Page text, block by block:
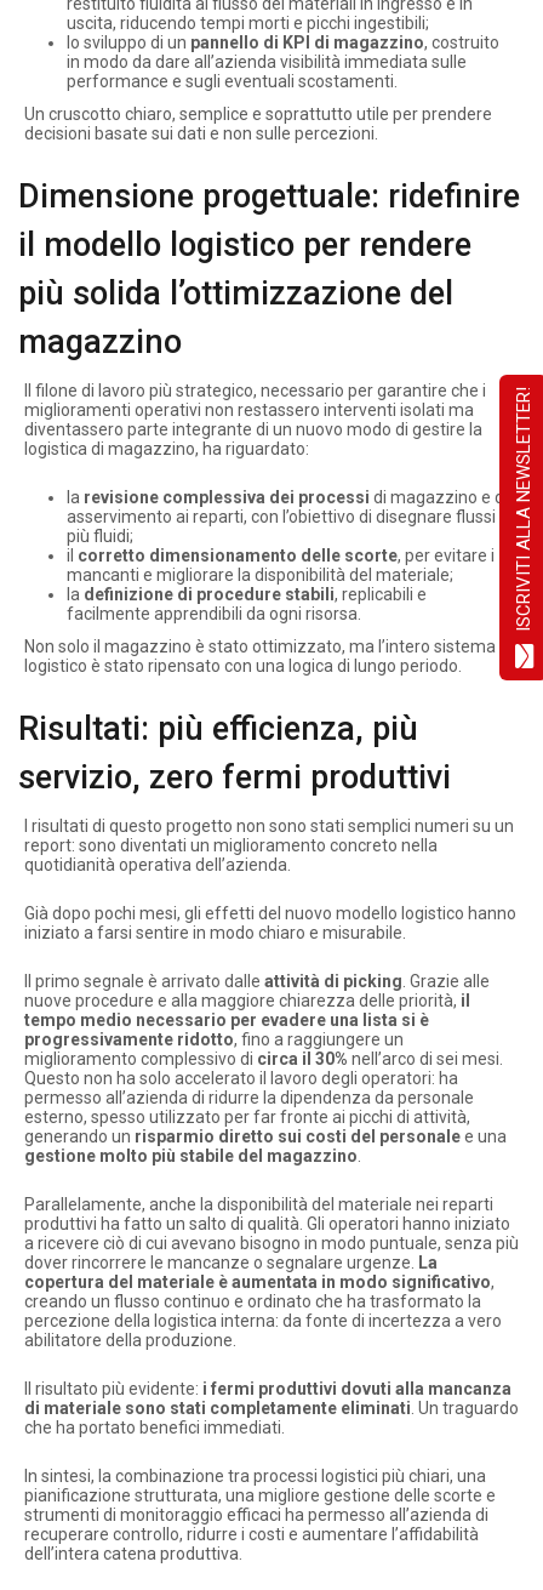
uscita, riducendo tempi morti e picchi ingestibili;
lo sviluppo di un pannello di KPI di magazzino, costruito
in modo da dare all’azienda visibilità immediata sulle
performance e sugli eventuali scostamenti.
Un cruscotto chiaro, semplice e soprattutto utile per prendere
decisioni basate sui dati e non sulle percezioni.
Dimensione progettuale: ridefinire
il modello logistico per rendere
più solida l’ottimizzazione del
magazzino
Il filone di lavoro più strategico, necessario per garantire che i
miglioramenti operativi non restassero interventi isolati ma
diventassero parte integrante di un nuovo modo di gestire la
logistica di magazzino, ha riguardato:
la revisione complessiva dei processi di magazzino e di
asservimento ai reparti, con l’obiettivo di disegnare flussi
più fluidi;
il corretto dimensionamento delle scorte, per evitare i
mancanti e migliorare la disponibilità del materiale;
la definizione di procedure stabili, replicabili e
facilmente apprendibili da ogni risorsa.
Non solo il magazzino è stato ottimizzato, ma l’intero sistema
logistico è stato ripensato con una logica di lungo periodo.
Risultati: più efficienza, più
servizio, zero fermi produttivi
I risultati di questo progetto non sono stati semplici numeri su un
report: sono diventati un miglioramento concreto nella
quotidianità operativa dell’azienda.
Già dopo pochi mesi, gli effetti del nuovo modello logistico hanno
iniziato a farsi sentire in modo chiaro e misurabile.
Il primo segnale è arrivato dalle attività di picking . Grazie alle
nuove procedure e alla maggiore chiarezza delle priorità, il
tempo medio necessario per evadere una lista si è
progressivamente ridotto, fino a raggiungere un
miglioramento complessivo di circa il 30% nell’arco di sei mesi.
Questo non ha solo accelerato il lavoro degli operatori: ha
permesso all’azienda di ridurre la dipendenza da personale
esterno, spesso utilizzato per far fronte ai picchi di attività,
generando un risparmio diretto sui costi del personalee una
gestione molto più stabile del magazzino
Parallelamente, anche la disponibilità del materiale nei reparti
produttivi ha fatto un salto di qualità. Gli operatori hanno iniziato
a ricevere ciò di cui avevano bisogno in modo puntuale, senza più
dover rincorrere le mancanze o segnalare urgenze.
La
copertura del materiale è aumentata in modo significativo,
creando un flusso continuo e ordinato che ha trasformato la
percezione della logistica interna: da fonte di incertezza a vero
abilitatore della produzione.
Il risultato più evidente: i fermi produttivi dovuti alla mancanza
di materiale sono stati completamente eliminati . Un traguardo
che ha portato benefici immediati.
In sintesi, la combinazione tra processi logistici più chiari, una
pianificazione strutturata, una migliore gestione delle scorte e
strumenti di monitoraggio efficaci ha permesso all’azienda di
recuperare controllo, ridurre i costi e aumentare l’affidabilità
dell’intera catena produttiva.
ISCRIVITI ALLA NEWSLETTER!